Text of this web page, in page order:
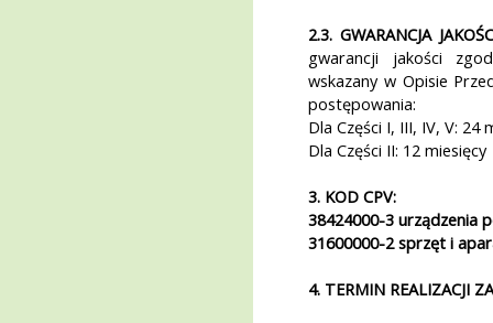
2.3. GWARANCJA
gwarancji jakości
wskazany w Opisie
postępowania:
Dla Części I, III, IV, V: 24
Dla Części II: 12 miesięcy
3. KOD CPV:
38424000-3 urządzenia
31600000-2 sprzęt i
4. TERMIN REALIZACJI